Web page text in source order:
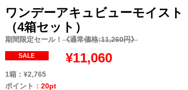
ワンデーアキュビューモイスト
（4箱セット）
期間限定セール！ 《通常価格:11,260円》
SALE ¥11,060
1箱： ¥2,765
ポイント： 20pt